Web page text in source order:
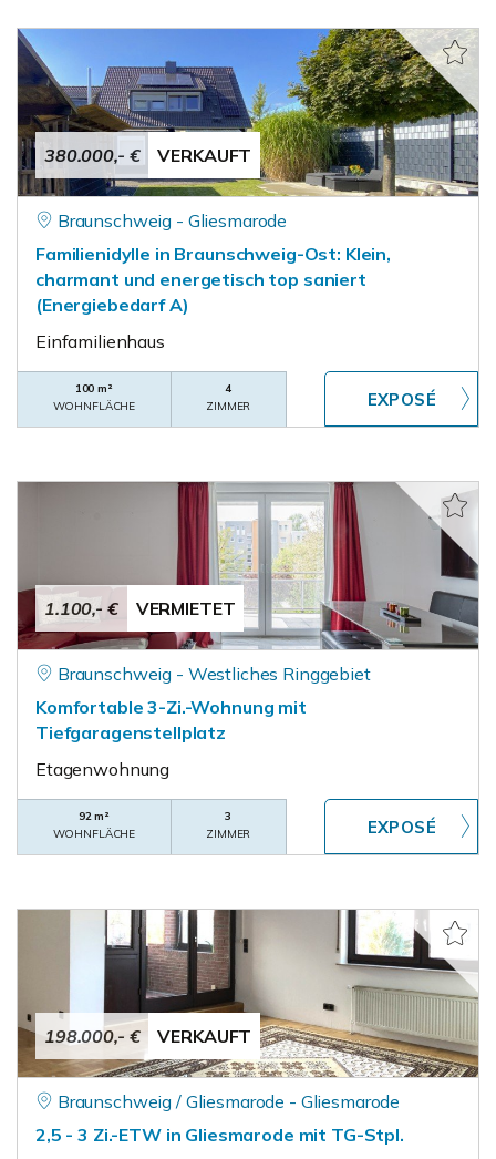
380.000,- € VERKAUFT
Braunschweig - Gliesmarode
Familienidylle in Braunschweig-Ost: Klein,
charmant und energetisch top saniert
(Energiebedarf A)
Einfamilienhaus
100 m²
WOHNFLÄCHE
4
ZIMMER
1.100,- € VERMIETET
Braunschweig - Westliches Ringgebiet
Komfortable 3-Zi.-Wohnung mit
Tiefgaragenstellplatz
Etagenwohnung
92 m²
WOHNFLÄCHE
3
ZIMMER
198.000,- € VERKAUFT
Braunschweig / Gliesmarode - Gliesmarode
2,5 - 3 Zi.-ETW in Gliesmarode mit TG-Stpl.